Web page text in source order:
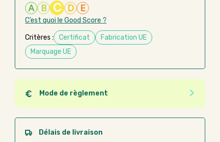
A B C D E
C’est quoi le Good Score ?
Critères : Certificat
Fabrication UE
Marquage UE
Mode de règlement
Quel que soit le mode de règlement, vous pouvez
passer commande en ligne sur Good Act.
Paiement CB :paiement sécurisé par carte
Délais de livraison